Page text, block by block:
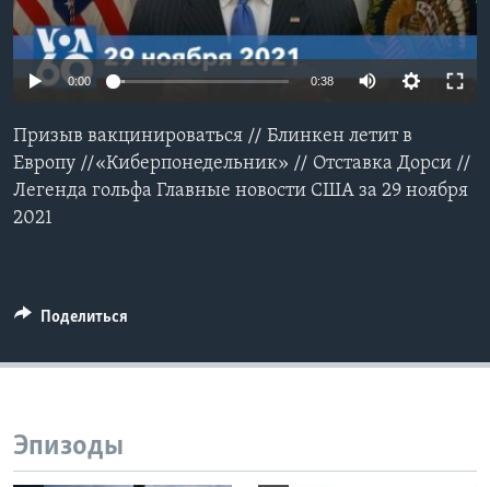
Learning English
Языки
0:00 0:38
Призыв вакцинироваться // Блинкен летит в
Европу //«Киберпонедельник» // Отставка Дорси //
Легенда гольфа Главные новости США за 29 ноября
2021
Поделиться
Эпизоды